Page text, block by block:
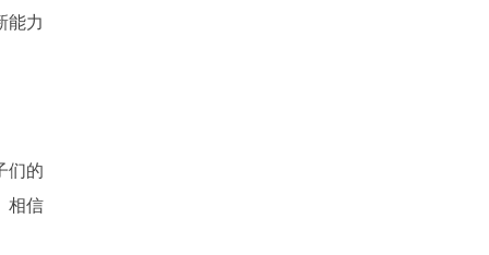
能力
们的
相信